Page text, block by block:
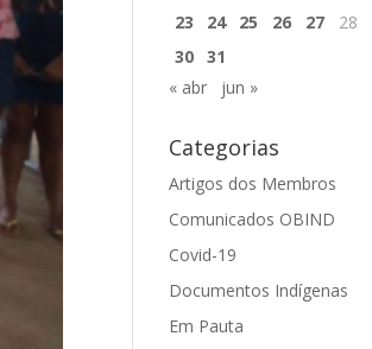
23
24 25 26 27 28
30 31
« abr
jun »
Categorias
Artigos dos Membros
Comunicados OBIND
Covid-19
Documentos Indígenas
Em Pauta